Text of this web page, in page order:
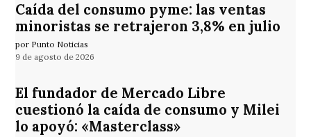
Caída del consumo pyme: las ventas
minoristas se retrajeron 3,8% en julio
por Punto Noticias
9 de agosto de 2026
El fundador de Mercado Libre
cuestionó la caída de consumo y Milei
lo apoyó: «Masterclass»